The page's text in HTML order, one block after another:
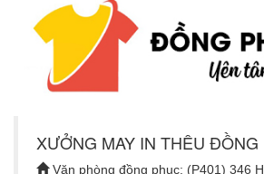
XƯỞNG MAY IN THÊU ĐỒNG
Văn phòng đồng phục: (P401) 346